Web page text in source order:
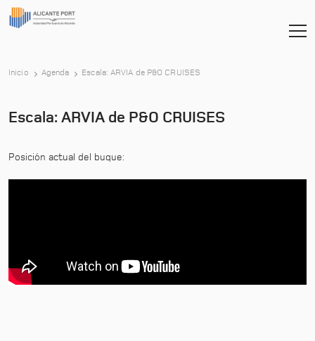
Inicio Agenda Escala: ARVIA de P&O CRUISES
Escala: ARVIA de P&O CRUISES
Posición actual del buque: